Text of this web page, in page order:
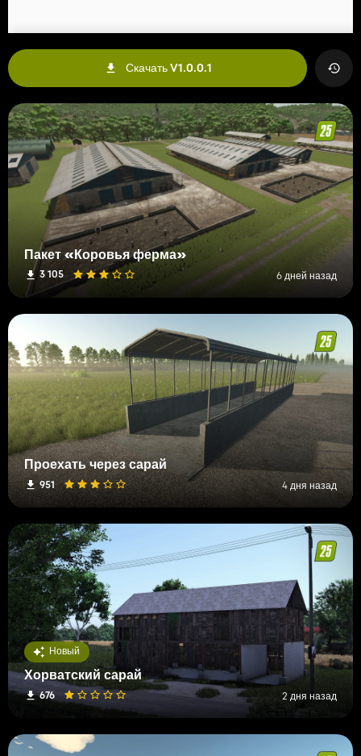
Скачать V1.0.0.1
Пакет «Коровья ферма»
3 105 6 дней назад
Проехать через сарай
951 4 дня назад
Новый
Хорватский сарай
676 2 дня назад